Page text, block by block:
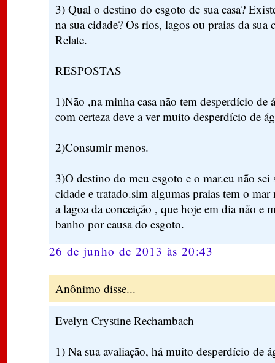
3) Qual o destino do esgoto de sua casa?
na sua cidade? Os rios, lagos ou praias da sua
Relate.
RESPOSTAS
1)Não ,na minha casa não tem desperdício de
com certeza deve a ver muito desperdício de
2)Consumir menos.
3)O destino do meu esgoto e o mar.eu não sei
cidade e tratado.sim algumas praias tem o
a lagoa da conceição , que hoje em dia não e
banho por causa do esgoto.
26 de junho de 2013 às 20:43
Anônimo disse...
Evelyn Crystine Rechambach
1) Na sua avaliação, há muito desperdício de